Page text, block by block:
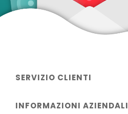
SERVIZIO CLIENTI
INFORMAZIONI AZIENDALI